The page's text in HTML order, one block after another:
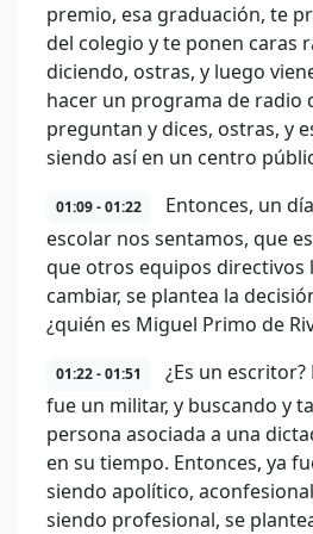
premio, esa graduación, te
del colegio y te ponen caras
diciendo, ostras, y luego
hacer un programa de radio
preguntan y dices, ostras, y
siendo así en un centro
01:09 - 01:22
Entonces, un
escolar nos sentamos, que
que otros equipos directivos
cambiar, se plantea la
¿quién es Miguel Primo de
01:22 - 01:51
¿Es un
fue un militar, y buscando y
persona asociada a una
en su tiempo. Entonces, ya
siendo apolítico,
siendo profesional, se